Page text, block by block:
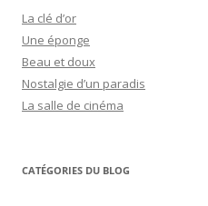
La clé d’or
Une éponge
Beau et doux
Nostalgie d’un paradis
La salle de cinéma
CATÉGORIES DU BLOG